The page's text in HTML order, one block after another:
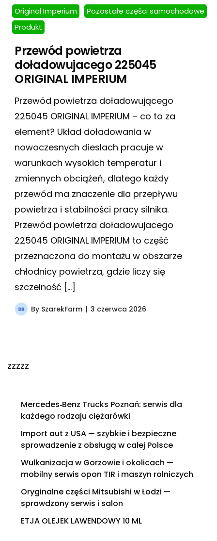
Original Imperium
Pozostałe części samochodowe
Produkt
Przewód powietrza
doładowujacego 225045
ORIGINAL IMPERIUM
Przewód powietrza doładowującego
225045 ORIGINAL IMPERIUM – co to za
element? Układ doładowania w
nowoczesnych dieslach pracuje w
warunkach wysokich temperatur i
zmiennych obciążeń, dlatego każdy
przewód ma znaczenie dla przepływu
powietrza i stabilności pracy silnika.
Przewód powietrza doładowujacego
225045 ORIGINAL IMPERIUM to część
przeznaczona do montażu w obszarze
chłodnicy powietrza, gdzie liczy się
szczelność […]
By SzarekFarm 3 czerwca 2026
zzzzz
Mercedes‑Benz Trucks Poznań: serwis dla
każdego rodzaju ciężarówki
Import aut z USA — szybkie i bezpieczne
sprowadzenie z obsługą w całej Polsce
Wulkanizacja w Gorzowie i okolicach —
mobilny serwis opon TIR i maszyn rolniczych
Oryginalne części Mitsubishi w Łodzi —
sprawdzony serwis i salon
ETJA OLEJEK LAWENDOWY 10 ML